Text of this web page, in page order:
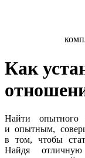
Как
Найти
и опытным,
в том, чтобы
Найдя отличную